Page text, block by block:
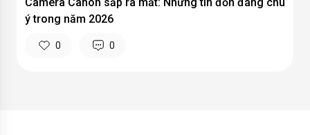
ý trong năm 2026
0 0